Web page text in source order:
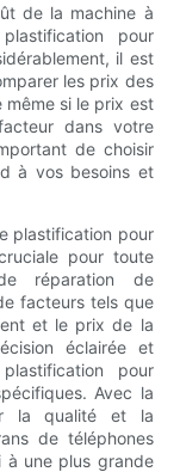
de la machine à
pour
il est
les prix des
même si le prix est
dans votre
de choisir
à vos besoins et
plastification pour
pour toute
réparation de
facteurs tels que
et le prix de la
éclairée et
pour
Avec la
la qualité et la
de téléphones
à une plus grande